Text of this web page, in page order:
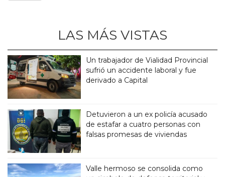
LAS MÁS VISTAS
Un trabajador de Vialidad Provincial
sufrió un accidente laboral y fue
derivado a Capital
Detuvieron a un ex policía acusado
de estafar a cuatro personas con
falsas promesas de viviendas
Valle hermoso se consolida como